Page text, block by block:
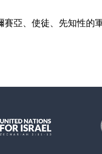
亞、使徒、先知性的